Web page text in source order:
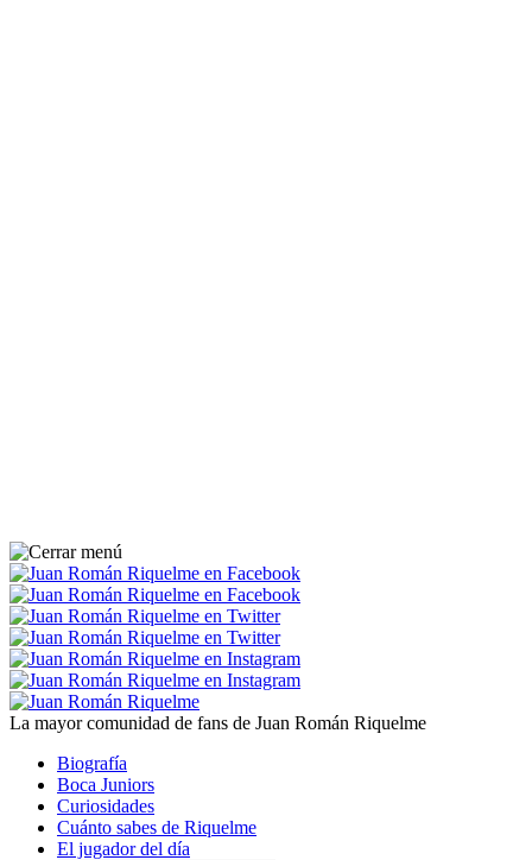
La mayor comunidad de fans de Juan Román Riquelme
Biografía
Boca Juniors
Curiosidades
Cuánto sabes de Riquelme
El jugador del día